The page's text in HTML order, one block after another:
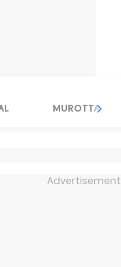
MUROTTAL
Advertisement